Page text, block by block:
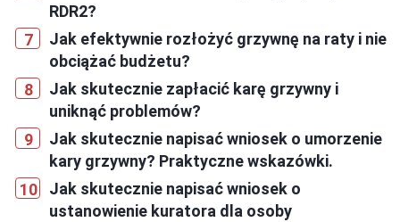
RDR2?
Jak efektywnie rozłożyć grzywnę na raty i nie
obciążać budżetu?
Jak skutecznie zapłacić karę grzywny i
uniknąć problemów?
Jak skutecznie napisać wniosek o umorzenie
kary grzywny? Praktyczne wskazówki.
Jak skutecznie napisać wniosek o
ustanowienie kuratora dla osoby